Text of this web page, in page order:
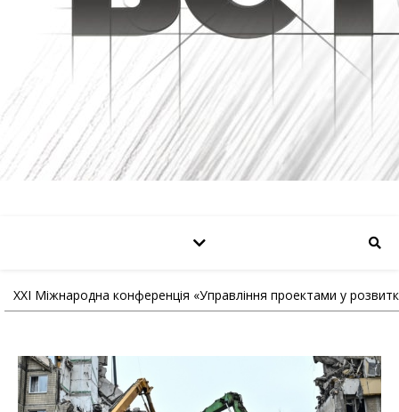
XXI Міжнародна конференція «Управління проектами у